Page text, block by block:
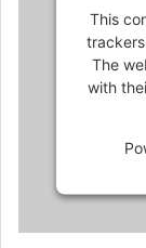
This
The
with